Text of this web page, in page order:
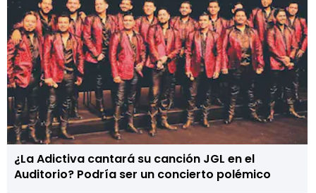
¿La Adictiva cantará su canción JGL en el
Auditorio? Podría ser un concierto polémico